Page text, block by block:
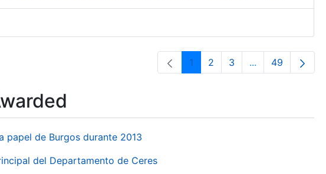
Page
1 Page
2 Page
3 ...Intermediate
Page
49
papel de Burgos durante 2013
del Departamento de Ceres